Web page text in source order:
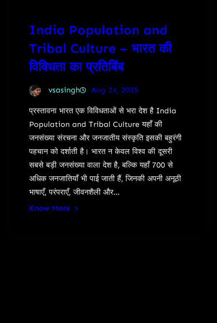
India Population and
Tribal Culture – भारत की
विविधता का प्रतिबिंब
vsasingh Aug 24, 2025
प्रस्तावना भारत एक विविधताओं से भरा देश है India
Population and Tribal Culture यहाँ की
जनसंख्या संरचना और जनजातीय संस्कृति इसकी बहुरंगी
पहचान को दर्शाती है। भारत न केवल विश्व की दूसरी
सबसे बड़ी जनसंख्या वाला देश है, बल्कि यहाँ 700 से
अधिक जनजातियाँ भी पाई जाती हैं, जिनकी अपनी अनूठी
भाषाएँ, परंपराएँ, जीवनशैली और…
Know More